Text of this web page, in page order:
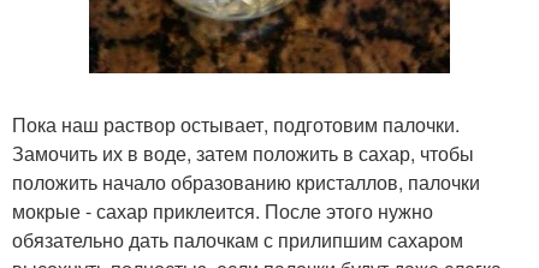
Пока наш раствор остывает, подготовим палочки.
Замочить их в воде, затем положить в сахар, чтобы
положить начало образованию кристаллов, палочки
мокрые - сахар приклеится. После этого нужно
обязательно дать палочкам с прилипшим сахаром